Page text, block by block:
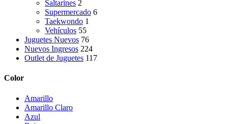
Saltarines 2
Supermercado 6
Taekwondo 1
Vehículos 55
Juguetes Nuevos 76
Nuevos Ingresos 224
Outlet de Juguetes 117
Color
Amarillo
Amarillo Claro
Azul